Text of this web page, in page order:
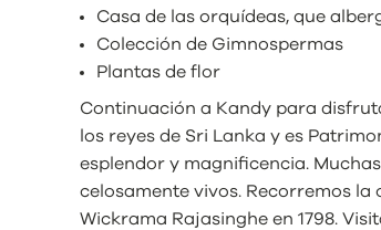
Casa de las orquídeas, que
Colección de Gimnospermas
Plantas de flor
Continuación a Kandy para
los reyes de Sri Lanka y es
esplendor y magnificencia.
celosamente vivos. Recorremos
Wickrama Rajasinghe en 1798.